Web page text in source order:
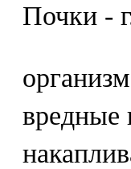
Почки -
вредные